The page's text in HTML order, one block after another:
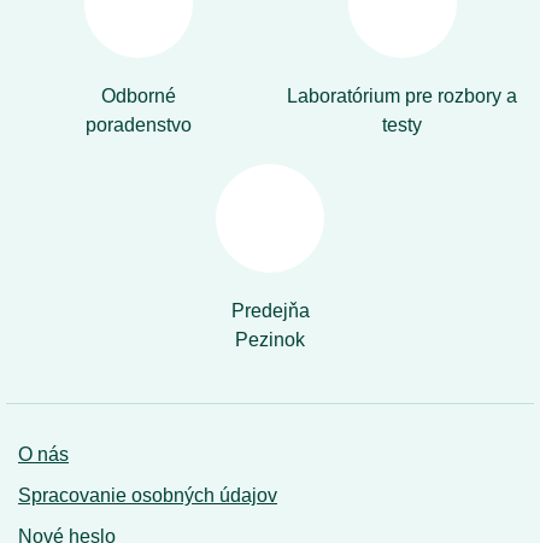
Odborné
poradenstvo
Laboratórium pre rozbory a
testy
Predejňa
Pezinok
O nás
Spracovanie osobných údajov
Nové heslo